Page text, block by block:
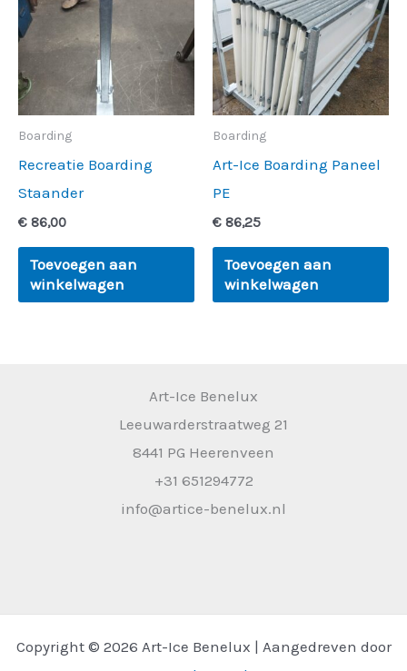
Boarding
Recreatie Boarding
Staander
€ 86,00
Toevoegen aan
winkelwagen
Boarding
Art-Ice Boarding Paneel
PE
€ 86,25
Toevoegen aan
winkelwagen
Art-Ice Benelux
Leeuwarderstraatweg 21
8441 PG Heerenveen
+31 651294772
info@artice-benelux.nl
Copyright © 2026 Art-Ice Benelux | Aangedreven door